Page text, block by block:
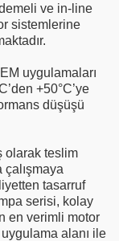
ve in-line
sistemlerine
uygulamaları
+50°C’ye
düşüşü
olarak teslim
çalışmaya
tasarruf
serisi, kolay
en verimli motor
alanı ile